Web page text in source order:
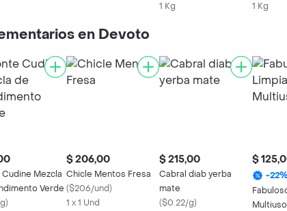
1 Kg
1 Kg
en Devoto
Mezcla
Verde
)
$ 206,00
Chicle Mentos Fresa
($206/und)
1 x 1 Und
$ 215,00
Cabral diab yerba
mate
($0.22/g)
$
-22